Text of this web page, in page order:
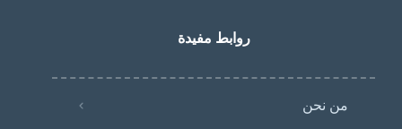
روابط مفيدة
من نحن